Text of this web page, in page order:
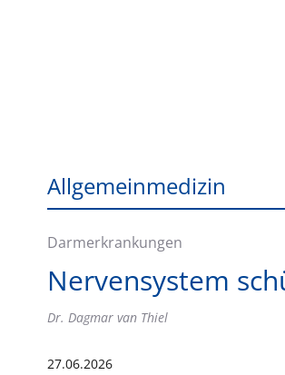
Allgemeinmedizin
Darmerkrankungen
Nervensystem
Dr. Dagmar van Thiel
27.06.2026